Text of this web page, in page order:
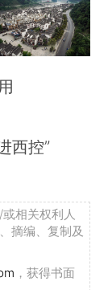
西控”
相关权利人
摘编、复制及
，获得书面